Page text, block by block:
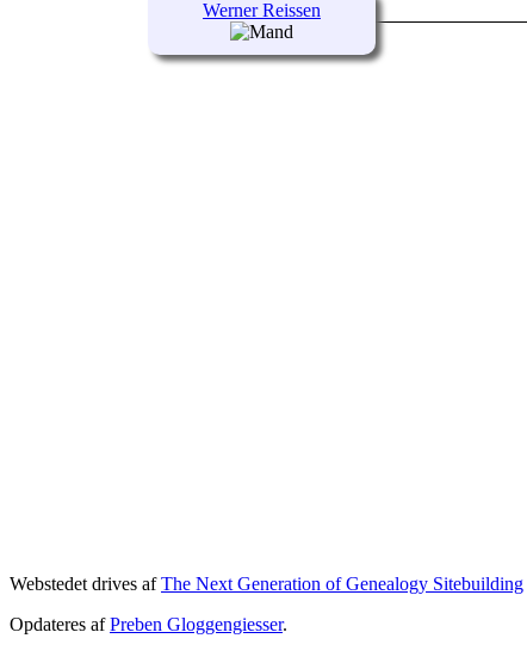
Werner Reissen
Webstedet drives afThe Next Generation of Genealogy Sitebuilding
Opdateres afPreben Gloggengiesser.